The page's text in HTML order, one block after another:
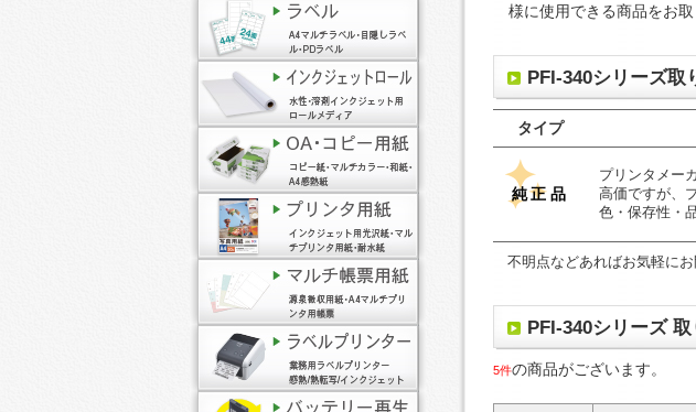
様に使用できる商品をお取
PFI-340シリーズ取
タイプ
純正品
プリンタメー
高価ですが、
色・保存性・
不明点などあればお気軽に
PFI-340シリーズ
5件の商品がございます。